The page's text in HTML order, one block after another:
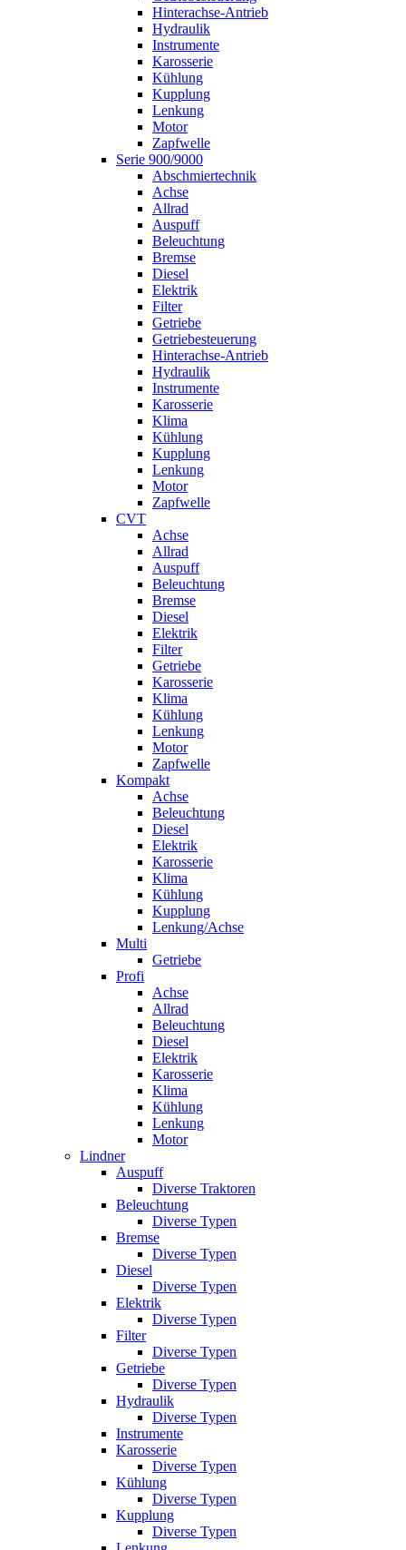
Hinterachse-Antrieb
Hydraulik
Instrumente
Karosserie
Kühlung
Kupplung
Lenkung
Motor
Zapfwelle
Serie 900/9000
Abschmiertechnik
Achse
Allrad
Auspuff
Beleuchtung
Bremse
Diesel
Elektrik
Filter
Getriebe
Getriebesteuerung
Hinterachse-Antrieb
Hydraulik
Instrumente
Karosserie
Klima
Kühlung
Kupplung
Lenkung
Motor
Zapfwelle
CVT
Achse
Allrad
Auspuff
Beleuchtung
Bremse
Diesel
Elektrik
Filter
Getriebe
Karosserie
Klima
Kühlung
Lenkung
Motor
Zapfwelle
Kompakt
Achse
Beleuchtung
Diesel
Elektrik
Karosserie
Klima
Kühlung
Kupplung
Lenkung/Achse
Multi
Getriebe
Profi
Achse
Allrad
Beleuchtung
Diesel
Elektrik
Karosserie
Klima
Kühlung
Lenkung
Motor
Lindner
Auspuff
Diverse Traktoren
Beleuchtung
Diverse Typen
Bremse
Diverse Typen
Diesel
Diverse Typen
Elektrik
Diverse Typen
Filter
Diverse Typen
Getriebe
Diverse Typen
Hydraulik
Diverse Typen
Instrumente
Karosserie
Diverse Typen
Kühlung
Diverse Typen
Kupplung
Diverse Typen